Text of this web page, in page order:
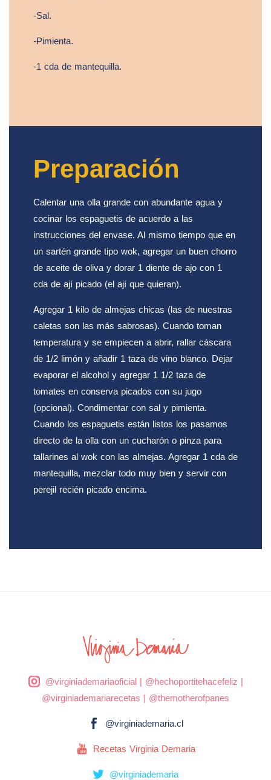
-Sal.
-Pimienta.
-1 cda de mantequilla.
Preparación
Calentar una olla grande con abundante agua y
cocinar los espaguetis de acuerdo a las
instrucciones del envase. Al mismo tiempo que en
un sartén grande tipo wok, agregar un buen chorro
de aceite de oliva y dorar 1 diente de ajo con 1
cda de ají picado (el ají que quieran).
Agregar 1 kilo de almejas chicas (las de nuestras
caletas son las más sabrosas). Cuando toman
temperatura y se empiecen a abrir, rallar cáscara
de 1/2 limón y añadir 1 taza de vino blanco. Dejar
evaporar el alcohol y agregar 1 1/2 taza de
tomates en conserva picados con su jugo
(opcional). Condimentar con sal y pimienta.
Cuando los espaguetis están listos los pasamos
directo de la olla con un cucharón o pinza para
tallarines al wok con las almejas. Agregar 1 cda de
mantequilla, mezclar todo muy bien y servir con
perejil recién picado encima.
@virginiademariaoficial| @hechoportitehacefeliz |
@virginiademariarecetas | @themotherofpanes
@virginiademaria.cl
Recetas Virginia Demaria
@virginiademaria